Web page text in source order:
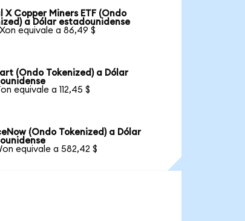
X Copper Miners ETF (Ondo
a Dólar estadounidense
equivale a 86,49 $
(Ondo Tokenized) a Dólar
equivale a 112,45 $
(Ondo Tokenized) a Dólar
equivale a 582,42 $